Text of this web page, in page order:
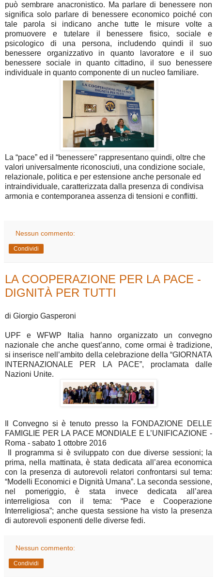
può sembrare anacronistico. Ma parlare di benessere non
significa solo parlare di benessere economico poiché con
tale parola si indicano anche tutte le misure volte a
promuovere e tutelare il benessere fisico, sociale e
psicologico di una persona, includendo quindi il suo
benessere organizzativo in quanto lavoratore e il suo
benessere sociale in quanto cittadino, il suo benessere
individuale in quanto componente di un nucleo familiare.
La “pace” ed il “benessere” rappresentano quindi, oltre che
valori universalmente riconosciuti, una condizione sociale,
relazionale, politica e per estensione anche personale ed
intraindividuale, caratterizzata dalla presenza di condivisa
armonia e contemporanea assenza di tensioni e conflitti.
Nessun commento:
Condividi
LA COOPERAZIONE PER LA PACE -
DIGNITÀ PER TUTTI
di Giorgio Gasperoni
UPF e WFWP Italia hanno organizzato un convegno
nazionale che anche quest’anno, come ormai è tradizione,
si inserisce nell’ambito della celebrazione della “GIORNATA
INTERNAZIONALE PER LA PACE”, proclamata dalle
Nazioni Unite.
Il Convegno si è tenuto presso la FONDAZIONE DELLE
FAMIGLIE PER LA PACE MONDIALE E L’UNIFICAZIONE -
Roma - sabato 1 ottobre 2016
Il programma si è sviluppato con due diverse sessioni; la
prima, nella mattinata, è stata dedicata all’area economica
con la presenza di autorevoli relatori confrontarsi sul tema:
“Modelli Economici e Dignità Umana”. La seconda sessione,
nel pomeriggio, è stata invece dedicata all’area
interreligiosa con il tema: “Pace e Cooperazione
Interreligiosa”; anche questa sessione ha visto la presenza
di autorevoli esponenti delle diverse fedi.
Nessun commento:
Condividi